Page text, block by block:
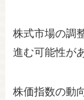
株式市場の調
進む可能性が
株価指数の動